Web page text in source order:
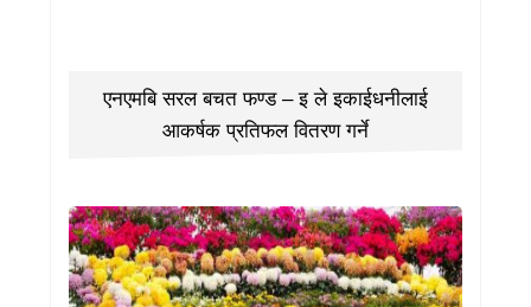
एनएमबि सरल बचत फण्ड – इ ले इकाईधनीलाई
आकर्षक प्रतिफल वितरण गर्ने